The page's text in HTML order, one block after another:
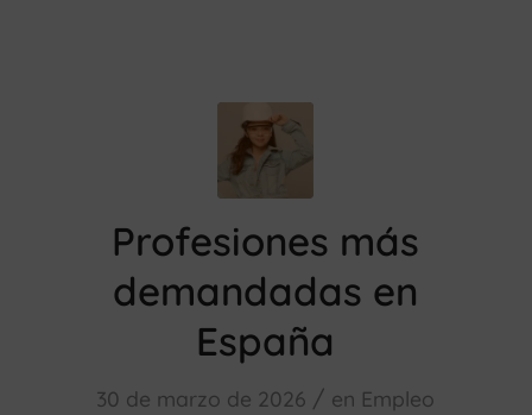
Profesiones más
demandadas en
España
30 de marzo de 2026 / en Empleo